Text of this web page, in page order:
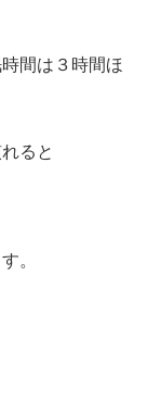
間は３時間ほ
ると
。